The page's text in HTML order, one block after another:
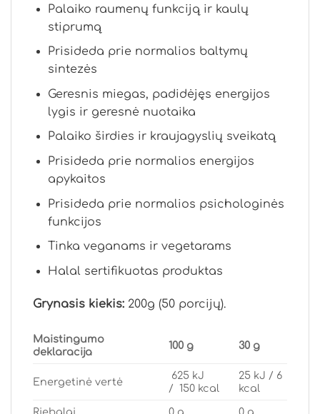
Palaiko raumenų funkciją ir kaulų
stiprumą
Prisideda prie normalios baltymų
sintezės
Geresnis miegas, padidėjęs energijos
lygis ir geresnė nuotaika
Palaiko širdies ir kraujagyslių sveikatą
Prisideda prie normalios energijos
apykaitos
Prisideda prie normalios psichologinės
funkcijos
Tinka veganams ir vegetarams
Halal sertifikuotas produktas
Grynasis kiekis: 200g (50 porcijų).
Maistingumo
deklaracija
100 g 30 g
Energetinė vertė
625 kJ
/ 150 kcal
25 kJ / 6
kcal